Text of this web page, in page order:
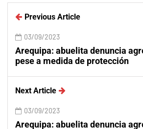
Previous Article
03/09/2023
Arequipa: abuelita denuncia
pese a medida de protección
Next Article
03/09/2023
Arequipa: abuelita denuncia